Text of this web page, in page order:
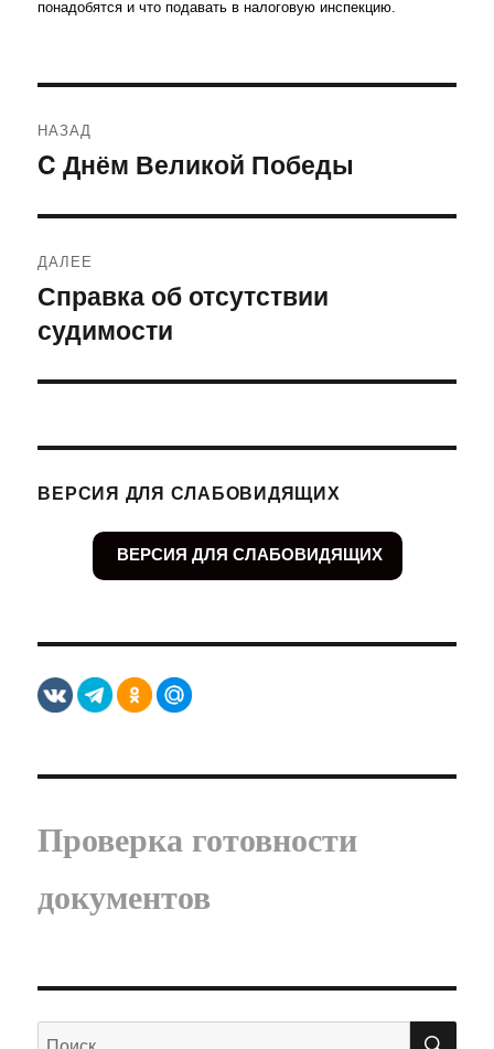
понадобятся и что подавать в налоговую инспекцию.
по
НАЗАД
Предыдущая
C Днём Великой Победы
ДАЛЕЕ
Следующая
запись:
Справка об отсутствии
судимости
ВЕРСИЯ ДЛЯ СЛАБОВИДЯЩИХ
ВЕРСИЯ ДЛЯ СЛАБОВИДЯЩИХ
Проверка готовности
документов
Искать: